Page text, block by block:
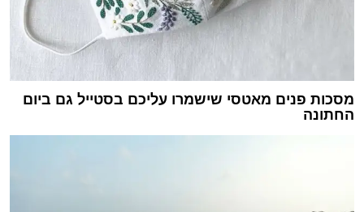
מסכות פנים מאטסי שישמרו עליכם בסטייל גם ביום
החתונה